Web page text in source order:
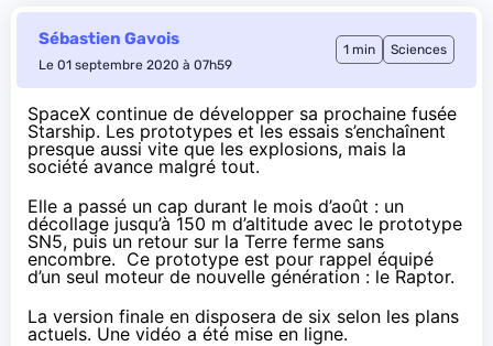
Sébastien Gavois
Le 01 septembre 2020 à 07h59
1 min Sciences
SpaceX continue de développer sa prochaine fusée
Starship. Les prototypes et les essais s’enchaînent
presque aussi vite que les explosions, mais la
société avance malgré tout.
Elle a passé un cap durant le mois d’août : un
décollage jusqu’à 150 m d’altitude avec le prototype
SN5, puis un retour sur la Terre ferme sans
encombre. Ce prototype est pour rappel équipé
d’un seul moteur de nouvelle génération : le Raptor.
La version finale en disposera de six selon les plans
actuels. Une vidéo a été mise en ligne.